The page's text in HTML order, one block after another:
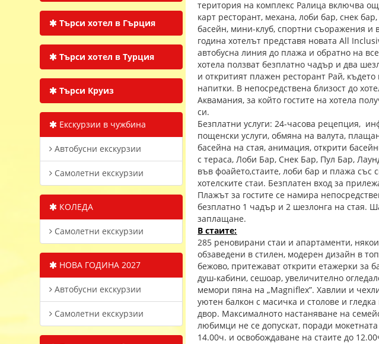
Търси хотел в Гърция
Търси хотел в Турция
Търси Круиз
Екскурзии в чужбина
Автобусни екскурзии
Самолетни екскурзии
КОЛЕДА
Самолетни екскурзии
НОВА ГОДИНА 2027
Автобусни екскурзии
Самолетни екскурзии
територия на комплекс Ралица включва
карт ресторант, механа, лоби бар, снек
басейн, мини-клуб, спортни съоражения и
година хотелът представя новата All
автобусна линия до плажа и обратно на
хотела ползват безплатно чадър и два
и откритият плажен ресторант Рай,
напитки. В непосредствена близост до
Аквамания, за който гостите на хотела
си.
Безплатни услуги: 24-часова рецепция,
пощенски услуги, обмяна на валута,
басейна на стая, анимация, открити
с тераса, Лоби Бар, Снек Бар, Пул Бар,
във фоайето,стаите, лоби бар и плажа със
хотелските стаи. Безплатен вход за
Плажът за гостите се намира
безплатно 1 чадър и 2 шезлонга на стая.
заплащане.
В стаите:
285 реновирани стаи и апартаменти,
обзаведени в стилен, модерен дизайн в
бежово, притежават открити етажерки за
душ-кабини, сешоар, увеличително
мемори пяна на „Magniflex”. Хавлии и
уютен балкон с масичка и столове и
двор. Максималното настаняване на
любимци не се допускат, поради
14.00ч. и освобождаване на стаите до